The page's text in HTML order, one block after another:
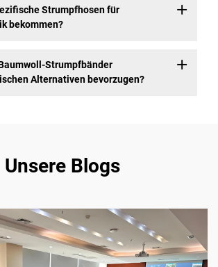
Strumpfhosen für
bekommen?
Strumpfbänder
Alternativen bevorzugen?
Unsere Blogs